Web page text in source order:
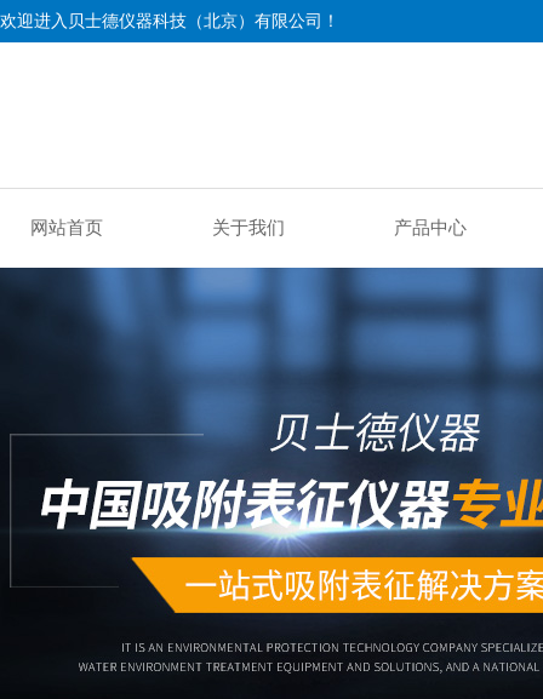
欢迎进入贝士德仪器科技（北京）有限公司！
网站首页 关于我们 产品中心